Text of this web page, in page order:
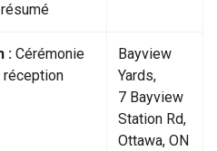
: Cérémonie
réception
Bayview
Yards,
7 Bayview
Station Rd,
Ottawa, ON